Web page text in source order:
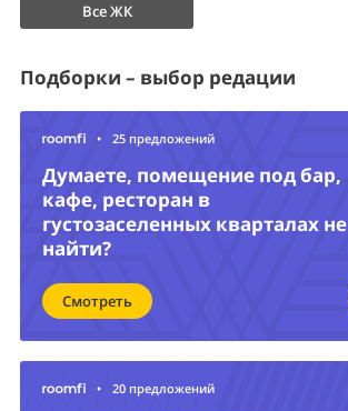
Все ЖК
Подборки – выбор редации
• 25 предложений
Думаете, помещение под бар,
кафе, ресторан в
густозаселенных кварталах не
найти?
Смотреть
• 20 предложений